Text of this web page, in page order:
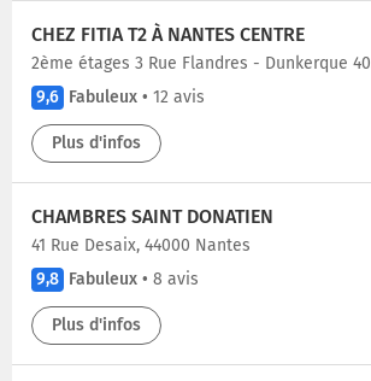
CHEZ FITIA T2 À NANTES CENTRE
2ème étages 3 Rue Flandres - Dunkerque 40, 44000 Nantes
9,6 Fabuleux • 12 avis
Plus d'infos
CHAMBRES SAINT DONATIEN
41 Rue Desaix, 44000 Nantes
9,8 Fabuleux • 8 avis
Plus d'infos